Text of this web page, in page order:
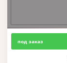
под заказ